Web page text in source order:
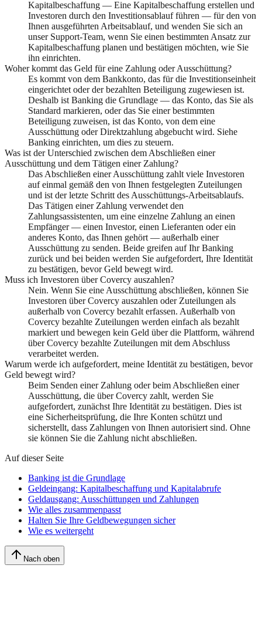
Kapitalbeschaffung — Eine Kapitalbeschaffung erstellen und
Investoren durch den Investitionsablauf führen — für den von
Ihnen ausgeführten Arbeitsablauf, und wenden Sie sich an
unser Support-Team, wenn Sie einen bestimmten Ansatz zur
Kapitalbeschaffung planen und bestätigen möchten, wie Sie
ihn einrichten.
Woher kommt das Geld für eine Zahlung oder Ausschüttung?
Es kommt von dem Bankkonto, das für die Investitionseinheit
eingerichtet oder der bezahlten Beteiligung zugewiesen ist.
Deshalb ist Banking die Grundlage — das Konto, das Sie als
Standard markieren, oder das Sie einer bestimmten
Beteiligung zuweisen, ist das Konto, von dem eine
Ausschüttung oder Direktzahlung abgebucht wird. Siehe
Banking einrichten, um dies zu steuern.
Was ist der Unterschied zwischen dem Abschließen einer
Ausschüttung und dem Tätigen einer Zahlung?
Das Abschließen einer Ausschüttung zahlt viele Investoren
auf einmal gemäß den von Ihnen festgelegten Zuteilungen
und ist der letzte Schritt des Ausschüttungs-Arbeitsablaufs.
Das Tätigen einer Zahlung verwendet den
Zahlungsassistenten, um eine einzelne Zahlung an einen
Empfänger — einen Investor, einen Lieferanten oder ein
anderes Konto, das Ihnen gehört — außerhalb einer
Ausschüttung zu senden. Beide greifen auf Ihr Banking
zurück und bei beiden werden Sie aufgefordert, Ihre Identität
zu bestätigen, bevor Geld bewegt wird.
Muss ich Investoren über Covercy auszahlen?
Nein. Wenn Sie eine Ausschüttung abschließen, können Sie
Investoren über Covercy auszahlen oder Zuteilungen als
außerhalb von Covercy bezahlt erfassen. Außerhalb von
Covercy bezahlte Zuteilungen werden einfach als bezahlt
markiert und bewegen kein Geld über die Plattform, während
über Covercy bezahlte Zuteilungen mit dem Abschluss
verarbeitet werden.
Warum werde ich aufgefordert, meine Identität zu bestätigen, bevor
Geld bewegt wird?
Beim Senden einer Zahlung oder beim Abschließen einer
Ausschüttung, die über Covercy zahlt, werden Sie
aufgefordert, zunächst Ihre Identität zu bestätigen. Dies ist
eine Sicherheitsprüfung, die Ihre Konten schützt und
sicherstellt, dass Zahlungen von Ihnen autorisiert sind. Ohne
sie können Sie die Zahlung nicht abschließen.
Auf dieser Seite
Banking ist die Grundlage
Geldeingang: Kapitalbeschaffung und Kapitalabrufe
Geldausgang: Ausschüttungen und Zahlungen
Wie alles zusammenpasst
Halten Sie Ihre Geldbewegungen sicher
Wie es weitergeht
Nach oben